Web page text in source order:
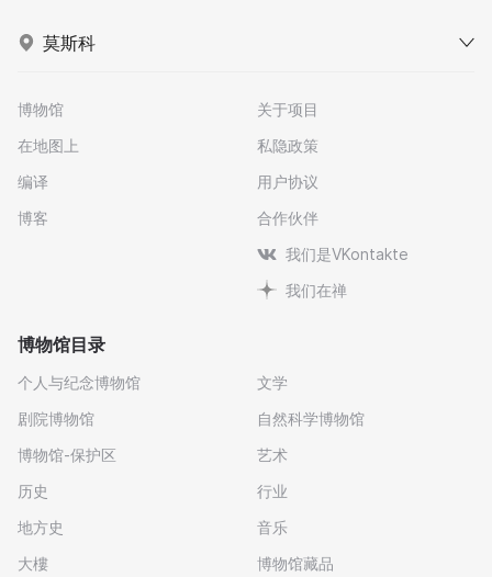
莫斯科
博物馆
在地图上
编译
博客
关于项目
私隐政策
用户协议
合作伙伴
我们是VKontakte
我们在禅
博物馆目录
个人与纪念博物馆
剧院博物馆
博物馆-保护区
历史
地方史
大樓
文学
自然科学博物馆
艺术
行业
音乐
博物馆藏品